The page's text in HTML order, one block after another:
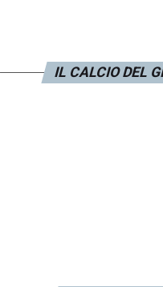
IL CALCIO DEL